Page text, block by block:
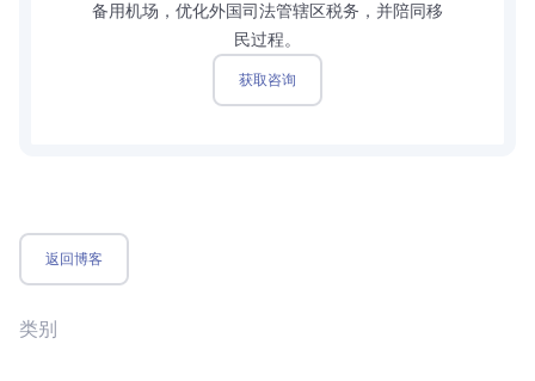
备用机场，优化外国司法管辖区税务，并陪同移
民过程。
获取咨询
返回博客
类别